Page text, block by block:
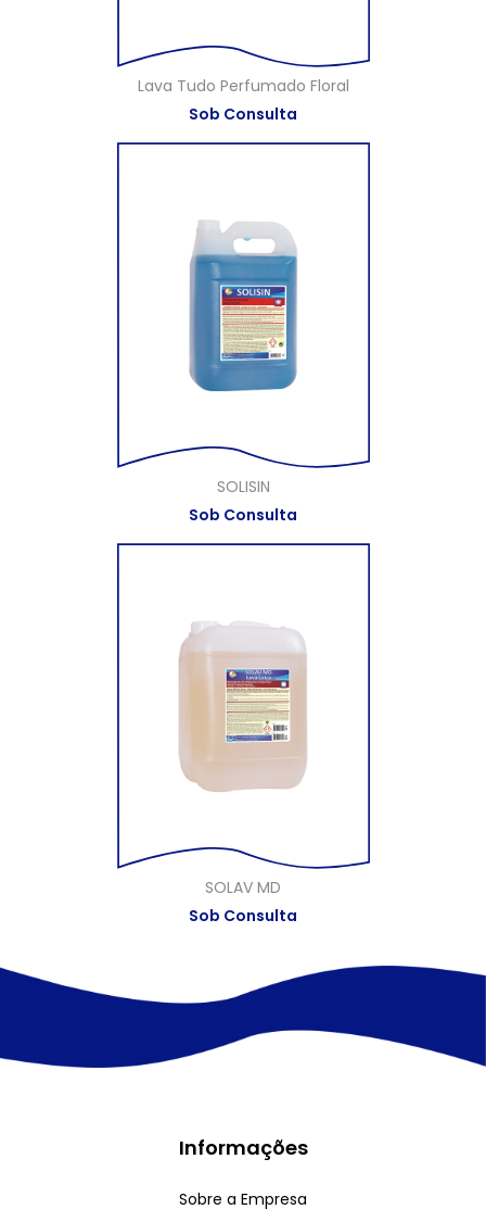
Lava Tudo Perfumado Floral
Sob Consulta
SOLISIN
Sob Consulta
SOLAV MD
Sob Consulta
Informações
Sobre a Empresa